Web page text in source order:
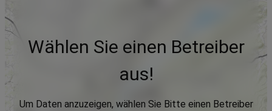
Wählen Sie einen Betreiber
aus!
Um Daten anzuzeigen, wählen Sie Bitte einen Betreiber